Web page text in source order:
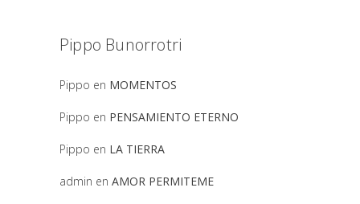
Pippo Bunorrotri
Pippo en MOMENTOS
Pippo en PENSAMIENTO ETERNO
Pippo en LA TIERRA
admin en AMOR PERMITEME